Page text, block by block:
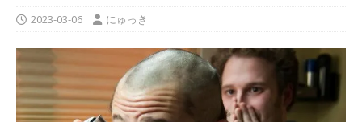
2023-03-06 にゅっき